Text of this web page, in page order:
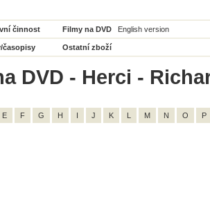
činnost Filmy na DVD English version
časopisy Ostatní zboží
DVD - Herci -
E F G H I J K L M N O P